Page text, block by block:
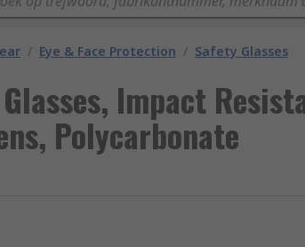
/ Eye & Face Protection / Safety Glasses
Impact
Polycarbonate